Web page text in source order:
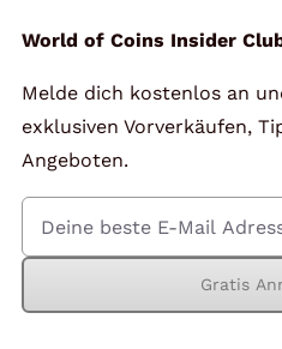
Mein
World of Coins Insider
Melde dich kostenlos an
exklusiven Vorverkäufen,
Angeboten.
Gratis